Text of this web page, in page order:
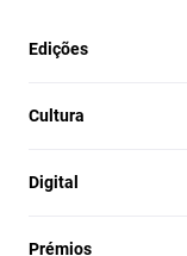
Edições
Cultura
Digital
Prémios